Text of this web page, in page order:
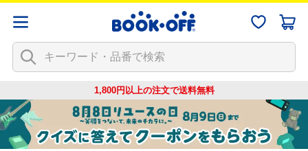
1,800円以上の注文で送料無料